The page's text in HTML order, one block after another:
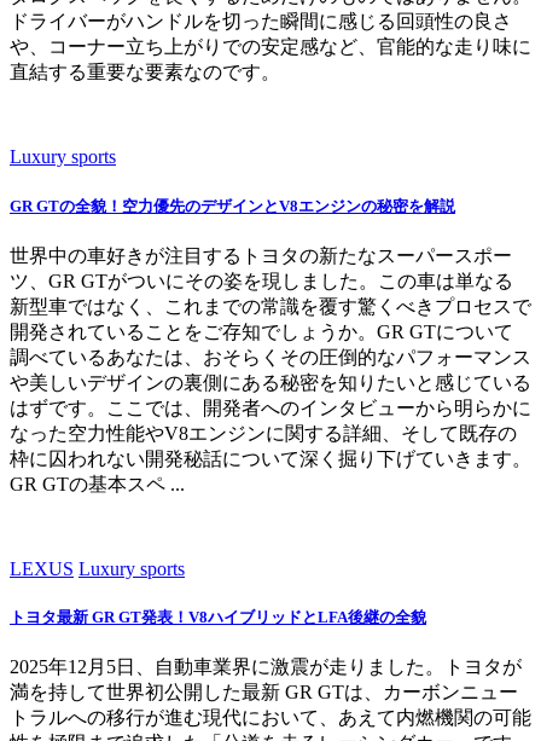
ドライバーがハンドルを切った瞬間に感じる回頭性の良さ
や、コーナー立ち上がりでの安定感など、官能的な走り味に
直結する重要な要素なのです。
Luxury sports
GR GTの全貌！空力優先のデザインとV8エンジンの秘密を解説
世界中の車好きが注目するトヨタの新たなスーパースポー
ツ、GR GTがついにその姿を現しました。この車は単なる
新型車ではなく、これまでの常識を覆す驚くべきプロセスで
開発されていることをご存知でしょうか。GR GTについて
調べているあなたは、おそらくその圧倒的なパフォーマンス
や美しいデザインの裏側にある秘密を知りたいと感じている
はずです。ここでは、開発者へのインタビューから明らかに
なった空力性能やV8エンジンに関する詳細、そして既存の
枠に囚われない開発秘話について深く掘り下げていきます。
GR GTの基本スペ ...
LEXUS Luxury sports
トヨタ最新 GR GT発表！V8ハイブリッドとLFA後継の全貌
2025年12月5日、自動車業界に激震が走りました。トヨタが
満を持して世界初公開した最新 GR GTは、カーボンニュー
トラルへの移行が進む現代において、あえて内燃機関の可能